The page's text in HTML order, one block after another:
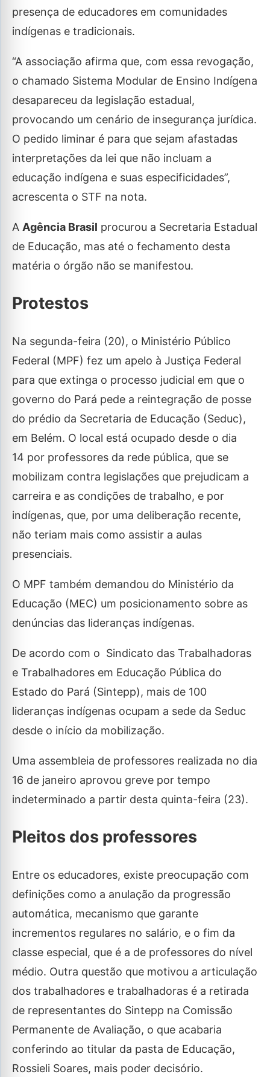
presença de educadores em comunidades
indígenas e tradicionais.
“A associação afirma que, com essa revogação,
o chamado Sistema Modular de Ensino Indígena
desapareceu da legislação estadual,
provocando um cenário de insegurança jurídica.
O pedido liminar é para que sejam afastadas
interpretações da lei que não incluam a
educação indígena e suas especificidades”,
acrescenta o STF na nota.
A Agência Brasil procurou a Secretaria Estadual
de Educação, mas até o fechamento desta
matéria o órgão não se manifestou.
Protestos
Na segunda-feira (20), o Ministério Público
Federal (MPF) fez um apelo à Justiça Federal
para que extinga o processo judicial em que o
governo do Pará pede a reintegração de posse
do prédio da Secretaria de Educação (Seduc),
em Belém. O local está ocupado desde o dia
14 por professores da rede pública, que se
mobilizam contra legislações que prejudicam a
carreira e as condições de trabalho, e por
indígenas, que, por uma deliberação recente,
não teriam mais como assistir a aulas
presenciais.
O MPF também demandou do Ministério da
Educação (MEC) um posicionamento sobre as
denúncias das lideranças indígenas.
De acordo com o Sindicato das Trabalhadoras
e Trabalhadores em Educação Pública do
Estado do Pará (Sintepp), mais de 100
lideranças indígenas ocupam a sede da Seduc
desde o início da mobilização.
Uma assembleia de professores realizada no dia
16 de janeiro aprovou greve por tempo
indeterminado a partir desta quinta-feira (23).
Pleitos dos professores
Entre os educadores, existe preocupação com
definições como a anulação da progressão
automática, mecanismo que garante
incrementos regulares no salário, e o fim da
classe especial, que é a de professores do nível
médio. Outra questão que motivou a articulação
dos trabalhadores e trabalhadoras é a retirada
de representantes do Sintepp na Comissão
Permanente de Avaliação, o que acabaria
conferindo ao titular da pasta de Educação,
Rossieli Soares, mais poder decisório.